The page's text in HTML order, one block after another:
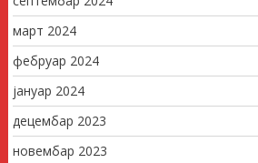
март 2024
фебруар 2024
јануар 2024
децембар 2023
новембар 2023